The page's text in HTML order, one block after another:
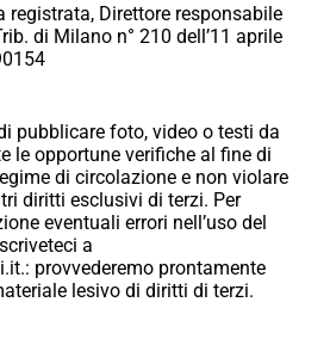
registrata, Direttore responsabile
di Milano n° 210 dell’11 aprile
pubblicare foto, video o testi da
le opportune verifiche al fine di
di circolazione e non violare
diritti esclusivi di terzi. Per
eventuali errori nell’uso del
a
provvederemo prontamente
lesivo di diritti di terzi.